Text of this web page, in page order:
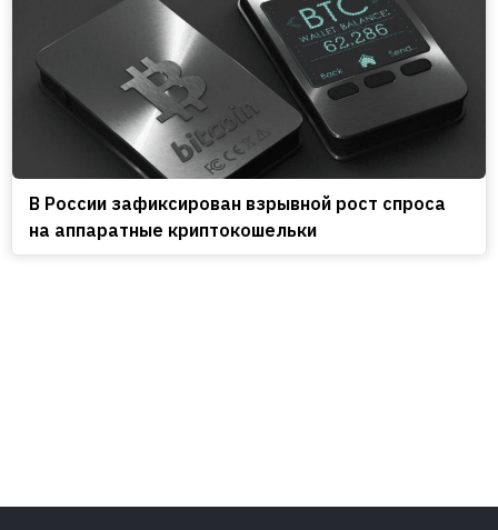
В России зафиксирован взрывной рост спроса
на аппаратные криптокошельки